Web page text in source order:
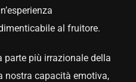
al fruitore.
più irrazionale della
nostra capacità emotiva,